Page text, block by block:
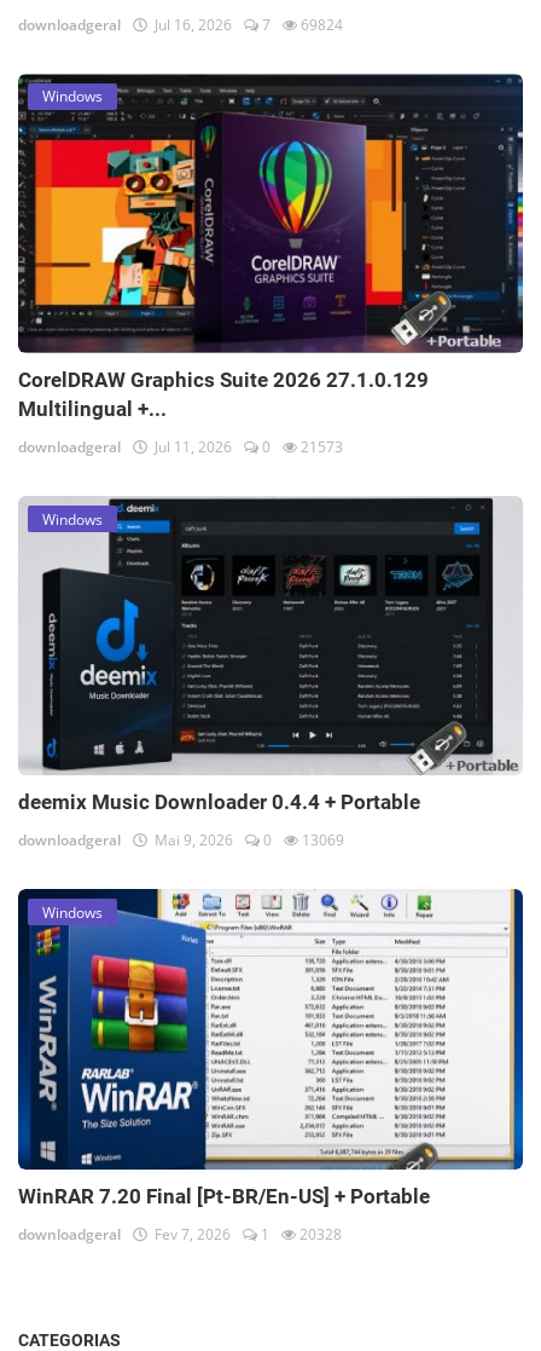
downloadgeral Jul 16, 2026 7 69824
Windows
CorelDRAW Graphics Suite 2026 27.1.0.129
Multilingual +...
downloadgeral Jul 11, 2026 0 21573
Windows
deemix Music Downloader 0.4.4 + Portable
downloadgeral Mai 9, 2026 0 13069
Windows
WinRAR 7.20 Final [Pt-BR/En-US] + Portable
downloadgeral Fev 7, 2026 1 20328
CATEGORIAS